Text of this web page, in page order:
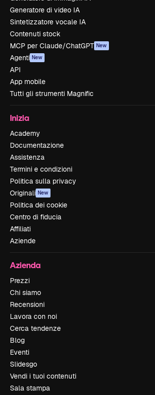
Generatore di video IA
Sintetizzatore vocale IA
Contenuti stock
MCP per Claude/ChatGPT New
Agenti New
API
App mobile
Tutti gli strumenti Magnific
Inizia
Academy
Documentazione
Assistenza
Termini e condizioni
Politica sulla privacy
Originali New
Politica dei cookie
Centro di fiducia
Affiliati
Aziende
Azienda
Prezzi
Chi siamo
Recensioni
Lavora con noi
Cerca tendenze
Blog
Eventi
Slidesgo
Vendi i tuoi contenuti
Sala stampa